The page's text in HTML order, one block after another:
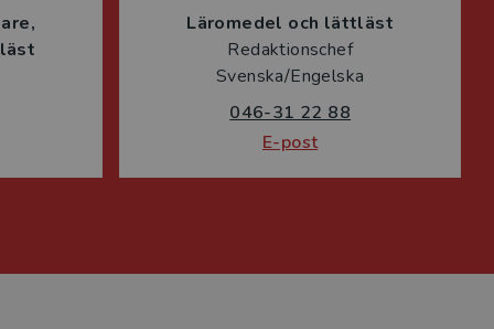
Läromedel och lättläst
Redaktionschef
Svenska/Engelska
046-31 22 88
E-post